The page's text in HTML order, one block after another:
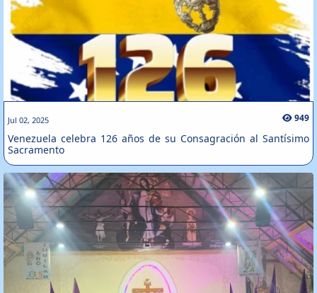
Jul 02, 2025 949
Venezuela celebra 126 años de su Consagración al Santísimo
Sacramento